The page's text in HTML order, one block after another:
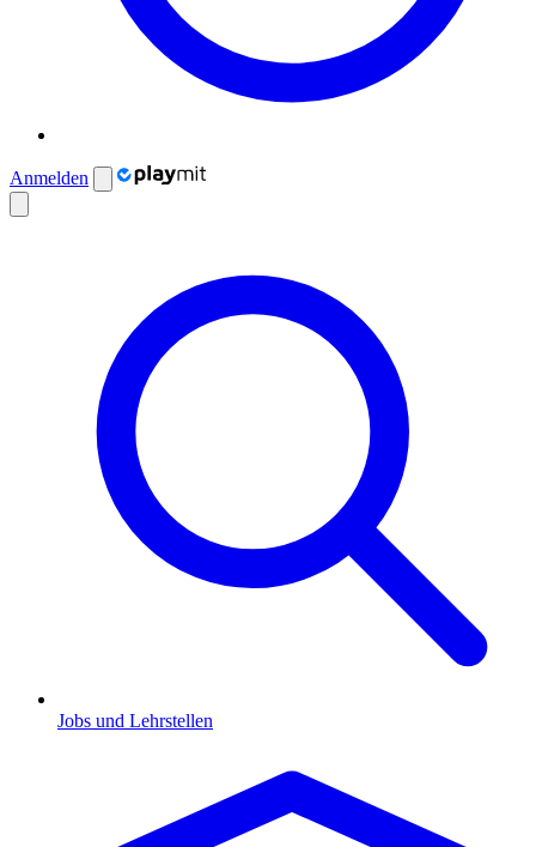
Anmelden
Jobs und Lehrstellen